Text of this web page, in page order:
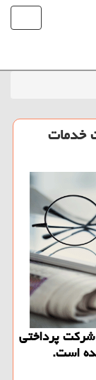
خدمات
پرداختی